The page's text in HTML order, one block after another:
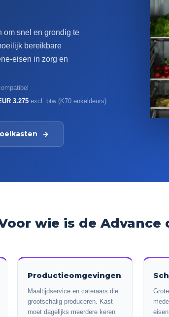
om snel en grondig te
bereikbare
eisen in zorg en
3.275 excl. btw (K70 enkeldeurs)
wie is de Advance
Productieomgevingen
Maaltijdservice en cateraars die
grootschalig produceren. Kast
moet dagelijks meerdere keren